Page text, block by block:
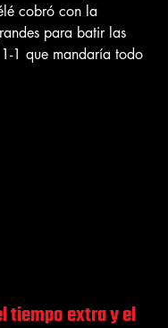
cobró con la
para batir las
1 que mandaría todo
tiempo extra y el